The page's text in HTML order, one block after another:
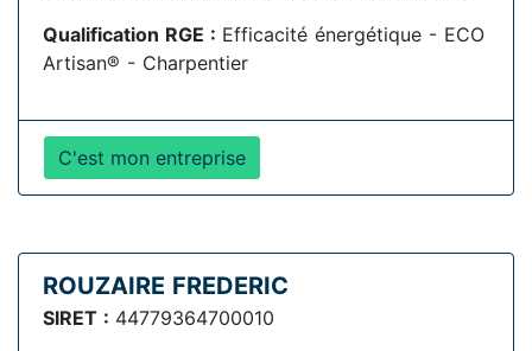
Qualification RGE : Efficacité énergétique - ECO
Artisan® - Charpentier
C'est mon entreprise
ROUZAIRE FREDERIC
SIRET : 44779364700010